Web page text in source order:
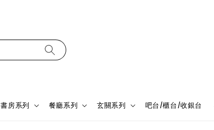
書房系列 餐廳系列 玄關系列 吧台/櫃台/收銀台